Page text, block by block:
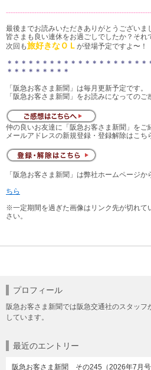
最後までお読みいただきありがとうございま
皆さまも良い連休をお過ごしでしたか？それ
次回も旅好きなＯＬ が登場予定ですよ〜！
＊＊＊＊＊＊＊＊＊＊＊＊＊＊＊＊ ＊＊＊＊
＊＊＊＊＊＊＊＊＊
「阪急お客さま新聞」は毎月更新予定です。
「阪急お客さま新聞」をお読みになってのご
仲の良いお友達に「阪急お客さま新聞」をご
メールアドレスの新規登録・登録解除はこち
「阪急お客さま新聞」は弊社ホームページか
ちら
※一定期間を過ぎた画像はリンク先が切れて
さい。
プロフィール
阪急お客さま新聞では阪急交通社のスタッ
しています。
最近のエントリー
阪急お客さま新聞 その245（2026年7月号